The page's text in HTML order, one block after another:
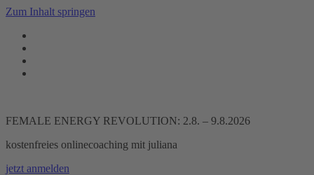
Zum Inhalt springen
FEMALE ENERGY REVOLUTION: 2.8. – 9.8.2026
kostenfreies onlinecoaching mit juliana
jetzt anmelden